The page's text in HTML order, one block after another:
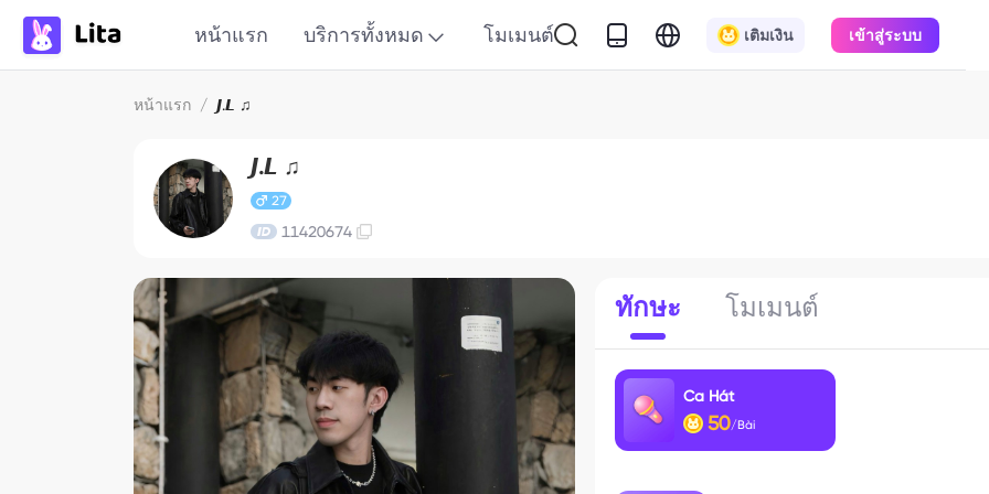
หน้าแรก บริการทั้งหมด โมเมนต์ เติมเงิน เข้าสู่ระบบ
หน้าแรก / 𝙅.𝙇 ♫
𝙅.𝙇 ♫
27
11420674
ทักษะ โมเมนต์
Ca Hát
50/Bài